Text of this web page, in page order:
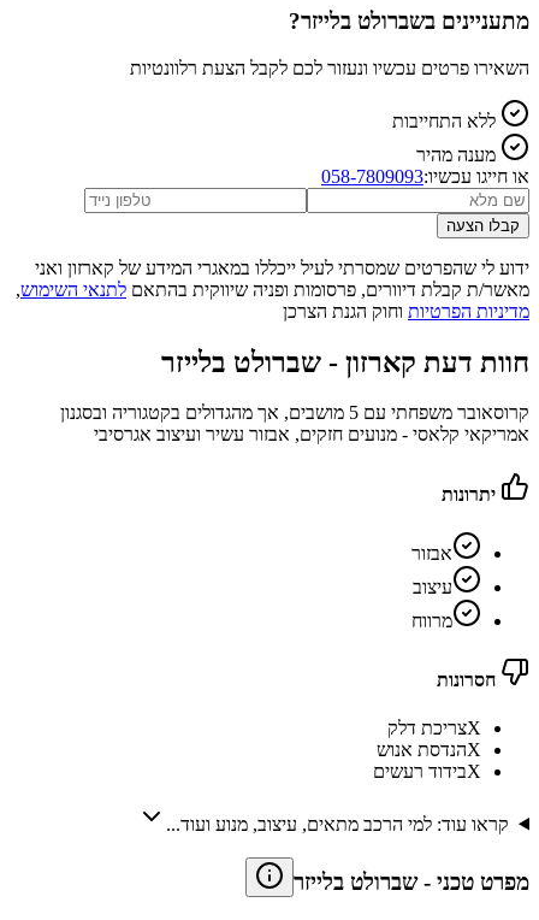
מתעניינים בשברולט בלייזר?
השאירו פרטים עכשיו ונעזור לכם לקבל הצעת רלוונטיות
ללא התחייבות
מענה מהיר
או חייגו עכשיו:058-7809093
קבלו הצעה
ידוע לי שהפרטים שמסרתי לעיל ייכללו במאגרי המידע של קארזון ואני
מאשר/ת קבלת דיוורים, פרסומות ופניה שיווקית בהתאם לתנאי השימוש,
מדיניות הפרטיות וחוק הגנת הצרכן
חוות דעת קארזון - שברולט בלייזר
קרוסאובר משפחתי עם 5 מושבים, אך מהגדולים בקטגוריה ובסגנון
אמריקאי קלאסי - מנועים חזקים, אבזור עשיר ועיצוב אגרסיבי
יתרונות
אבזור
עיצוב
מרווח
חסרונות
Xצריכת דלק
Xהנדסת אנוש
Xבידוד רעשים
קראו עוד: למי הרכב מתאים, עיצוב, מנוע ועוד...
מפרט טכני - שברולט בלייזר